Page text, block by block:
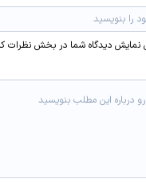
نمایش دیدگاه شما در بخش نظرات